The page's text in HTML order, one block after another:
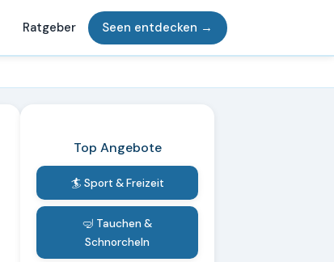
Ratgeber Seen entdecken →
Top Angebote
🏄 Sport & Freizeit
🤿 Tauchen &
Schnorcheln